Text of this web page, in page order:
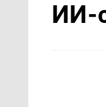
ИИ-